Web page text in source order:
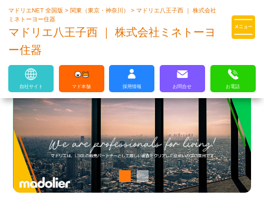
マドリエはLIXILの厳しい基準を
マドリエNET 全国版> 関東（東京・神奈川）>マドリエ八王子西 ｜ 株式会社
ミネトーヨー住器
マドリエ八王子西 ｜ 株式会社ミネトーヨ
ー住器
自社サイト マド本舗 採用情報 お問合せ お電話